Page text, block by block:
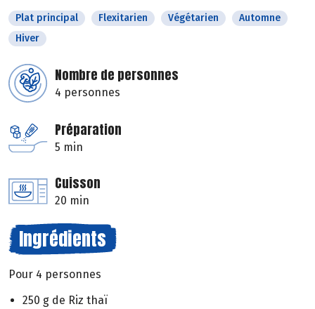
Plat principal Flexitarien Végétarien
Automne
Hiver
Nombre de personnes
4 personnes
Préparation
5 min
Cuisson
20 min
Ingrédients
Pour 4 personnes
250 g de Riz thaï